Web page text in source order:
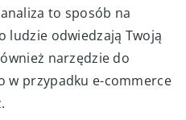
to sposób na
ludzie odwiedzają Twoją
narzędzie do
w przypadku e-commerce